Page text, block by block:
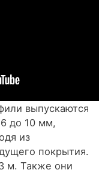
выпускаются
до 10 мм,
из
покрытия.
м. Также они